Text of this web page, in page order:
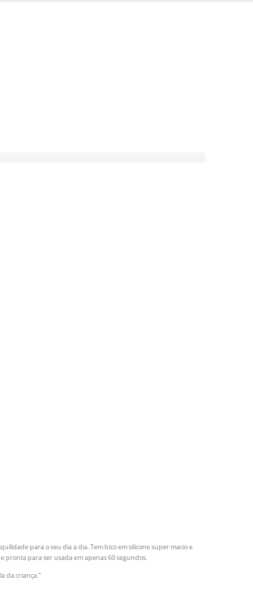
para o seu dia a dia. Tem bico em silicone super macio e
pronta para ser usada em apenas 60 segundos.
da criança.”